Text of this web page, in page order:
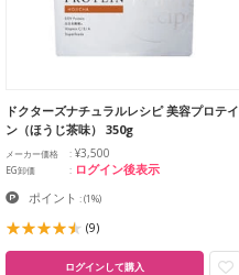
ドクターズナチュラルレシピ 美容プロテイ
ン（ほうじ茶味） 350g
メーカー価格 ¥3,500
EG卸価 ログイン後表示
ポイント :(1%)
(9)
ログインして購入